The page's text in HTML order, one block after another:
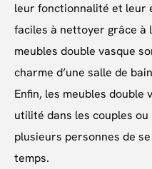
leur fonctionnalité et leur
faciles à nettoyer grâce à
meubles double vasque
charme d’une salle de
Enfin, les meubles double
utilité dans les couples
plusieurs personnes de
temps.